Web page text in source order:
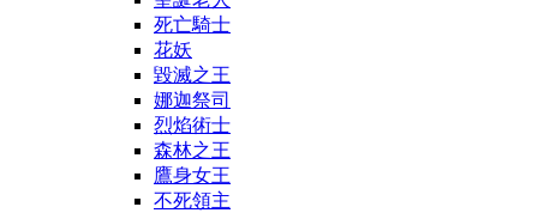
死亡騎士
花妖
毀滅之王
娜迦祭司
烈焰術士
森林之王
鷹身女王
不死領主